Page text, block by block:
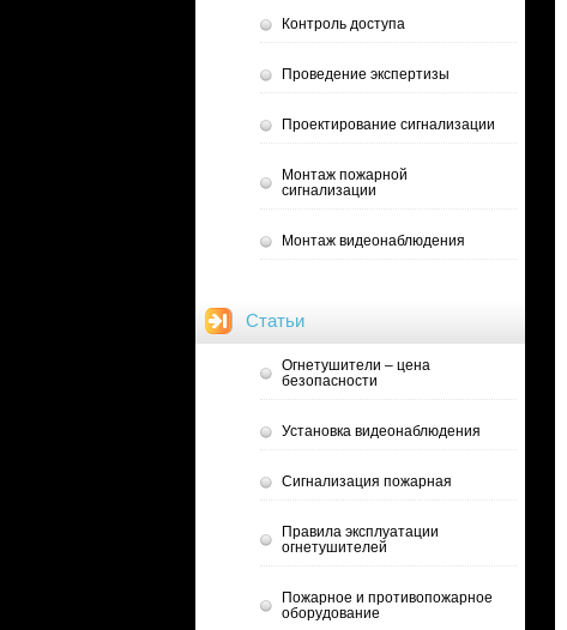
Контроль доступа
Проведение экспертизы
Проектирование сигнализации
Монтаж пожарной
сигнализации
Монтаж видеонаблюдения
Статьи
Огнетушители – цена
безопасности
Установка видеонаблюдения
Сигнализация пожарная
Правила эксплуатации
огнетушителей
Пожарное и противопожарное
оборудование